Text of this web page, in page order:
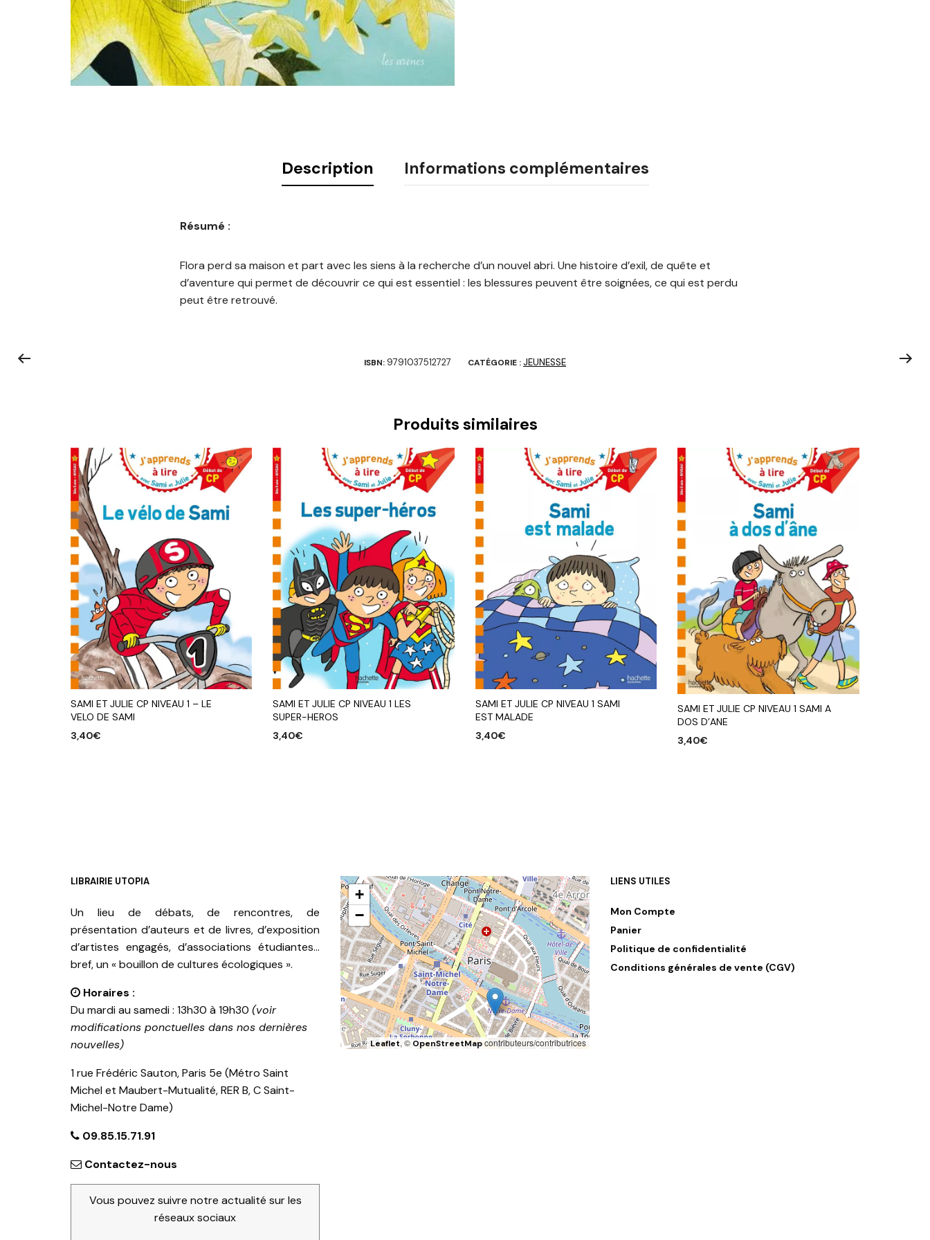
Description Informations complémentaires
Résumé :
Flora perd sa maison et part avec les siens à la recherche d’un nouvel abri. Une histoire d’exil, de quête et
d’aventure qui permet de découvrir ce qui est essentiel : les blessures peuvent être soignées, ce qui est perdu
peut être retrouvé.
ISBN: 9791037512727 CATÉGORIE : JEUNESSE
Produits similaires
SAMI ET JULIE CP NIVEAU 1 – LE
VELO DE SAMI
3,40€
SAMI ET JULIE CP NIVEAU 1 LES
SUPER-HEROS
3,40€
SAMI ET JULIE CP NIVEAU 1 SAMI
EST MALADE
3,40€
SAMI ET JULIE CP NIVEAU 1 SAMI A
DOS D’ANE
3,40€
LIBRAIRIE UTOPIA
Un lieu de débats, de rencontres, de
présentation d’auteurs et de livres, d’exposition
d’artistes engagés, d’associations étudiantes…
bref, un « bouillon de cultures écologiques ».
Horaires :
Du mardi au samedi : 13h30 à 19h30 (voir
modifications ponctuelles dans nos dernières
nouvelles)
1 rue Frédéric Sauton, Paris 5e (Métro Saint
Michel et Maubert-Mutualité, RER B, C Saint-
Michel-Notre Dame)
09.85.15.71.91
Contactez-nous
Vous pouvez suivre notre actualité sur les
réseaux sociaux
+
−
Leaflet, ©OpenStreetMapcontributeurs/contributrices
LIENS UTILES
Mon Compte
Panier
Politique de confidentialité
Conditions générales de vente (CGV)